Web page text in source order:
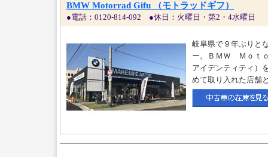
BMW Motorrad Gifu （モトラッドギフ）
●電話：0120-814-092 ●休日：火曜日・第2・4水曜日
岐阜県で９年ぶり
ー。ＢＭＷ Ｍｏｔ
アイデンティティ
めて取り入れた店舗